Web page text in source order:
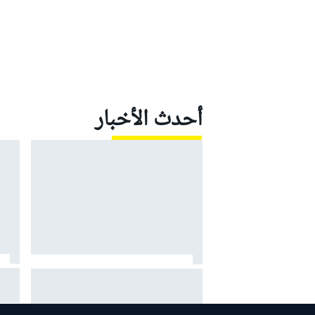
أحدث الأخبار
موتو جي بي: مارتين يقود أبريليا إلى